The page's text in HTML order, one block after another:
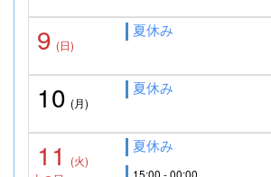
9 (日)
夏休み
10 (月)
夏休み
11
(火)
夏休み
15:00 - 00:00